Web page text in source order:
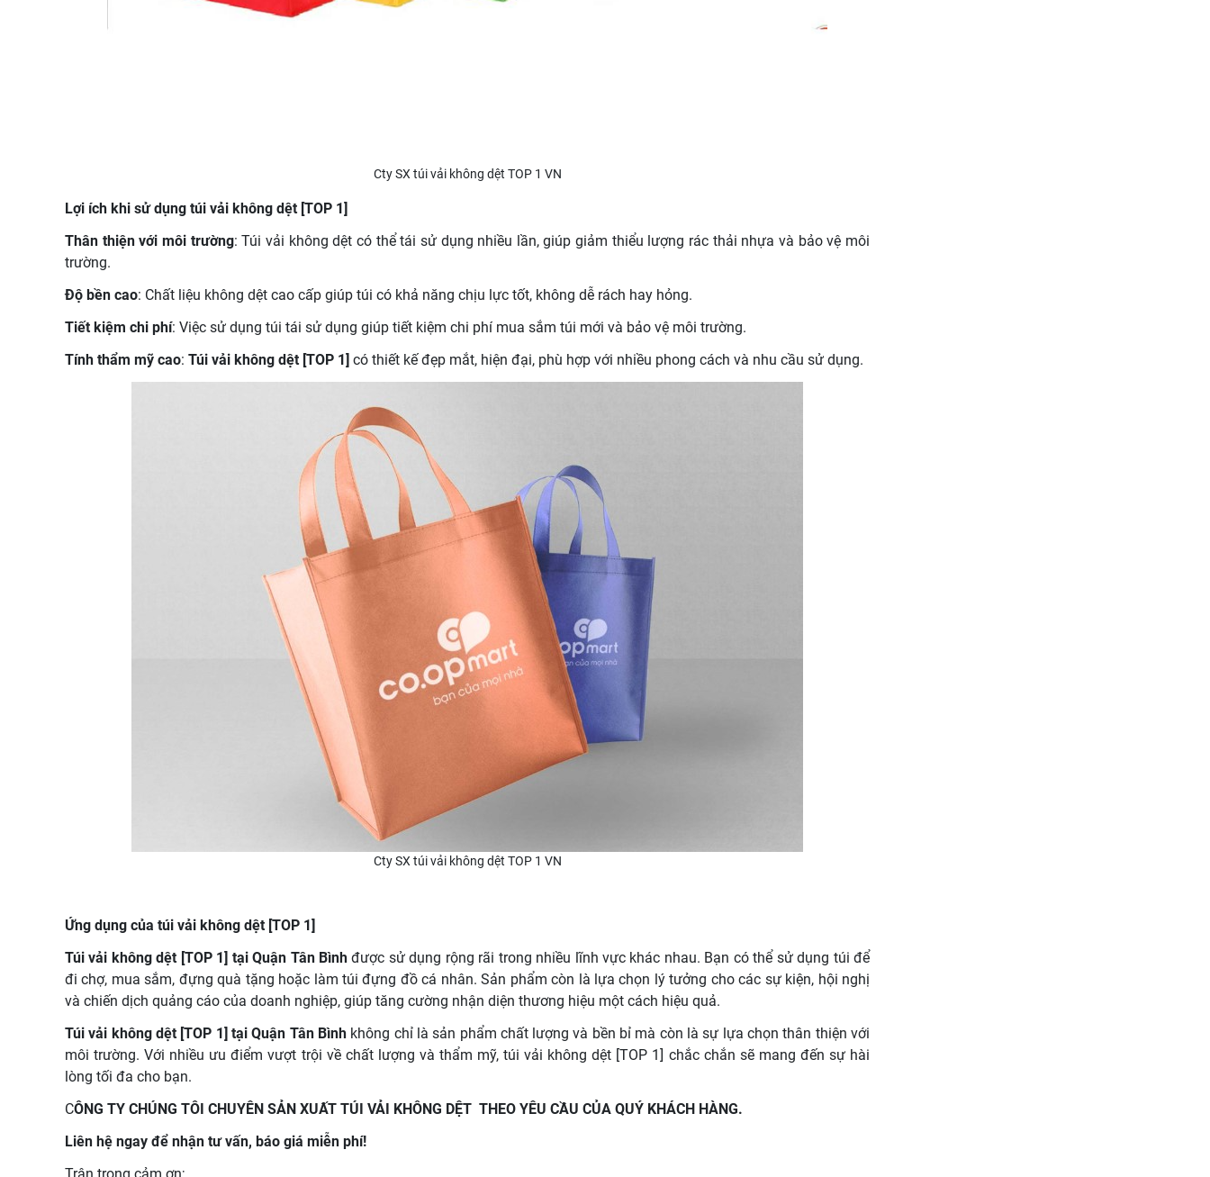
Cty SX túi vải không dệt TOP 1 VN
Lợi ích khi sử dụng túi vải không dệt [TOP 1]
Thân thiện với môi trường: Túi vải không dệt có thể tái sử dụng nhiều lần, giúp giảm thiểu lượng rác thải nhựa và bảo vệ môi
trường.
Độ bền cao: Chất liệu không dệt cao cấp giúp túi có khả năng chịu lực tốt, không dễ rách hay hỏng.
Tiết kiệm chi phí: Việc sử dụng túi tái sử dụng giúp tiết kiệm chi phí mua sắm túi mới và bảo vệ môi trường.
Tính thẩm mỹ cao: Túi vải không dệt [TOP 1] có thiết kế đẹp mắt, hiện đại, phù hợp với nhiều phong cách và nhu cầu sử dụng.
Cty SX túi vải không dệt TOP 1 VN
Ứng dụng của túi vải không dệt [TOP 1]
Túi vải không dệt [TOP 1] tại Quận Tân Bình được sử dụng rộng rãi trong nhiều lĩnh vực khác nhau. Bạn có thể sử dụng túi để
đi chợ, mua sắm, đựng quà tặng hoặc làm túi đựng đồ cá nhân. Sản phẩm còn là lựa chọn lý tưởng cho các sự kiện, hội nghị
và chiến dịch quảng cáo của doanh nghiệp, giúp tăng cường nhận diện thương hiệu một cách hiệu quả.
Túi vải không dệt [TOP 1] tại Quận Tân Bìnhkhông chỉ là sản phẩm chất lượng và bền bỉ mà còn là sự lựa chọn thân thiện với
môi trường. Với nhiều ưu điểm vượt trội về chất lượng và thẩm mỹ, túi vải không dệt [TOP 1] chắc chắn sẽ mang đến sự hài
lòng tối đa cho bạn.
CÔNG TY CHÚNG TÔI CHUYÊN SẢN XUẤT TÚI VẢI KHÔNG DỆT THEO YÊU CẦU CỦA QUÝ KHÁCH HÀNG.
Liên hệ ngay để nhận tư vấn, báo giá miễn phí!